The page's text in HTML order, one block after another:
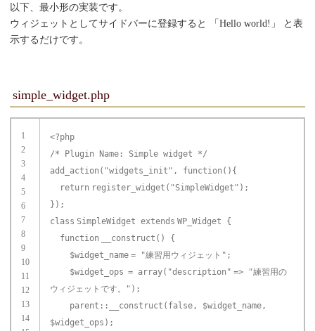
以下、最小形の実装です。
ウィジェットとしてサイドバーに登録すると 「Hello world!」 と表
示するだけです。
simple_widget.php
1
2
3
4
5
6
7
8
9
10
11
12
13
14
<?php
/* Plugin Name: Simple widget */
add_action( "widgets_init" , function (){
return register_widget( "SimpleWidget" );
});
class SimpleWidget extends WP_Widget {
function
__construct() {
$widget_name = "練習用ウィジェット" ;
$widget_ops = array( "description" =>
"練習用の
ウィジェットです。" );
parent::__construct(false, $widget_name,
$widget_ops );